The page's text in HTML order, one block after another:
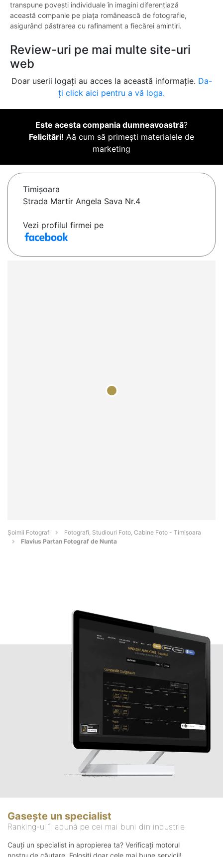
transpune povești individuale în imagini diferențiază
această companie pe piața românească de fotografie,
asigurând păstrarea cu rafinament a fiecărei amintiri.
Review-uri pe mai multe site-uri
web
Doar userii logați au acces la această informație. Da-
ți click aici pentru a vă loga.
Este acesta compania dumneavoastră?
Felicitări! Aă cum să primești materialele de
marketing
Timişoara
Strada Martir Angela Sava Nr.4
Vezi profilul firmei pe
Șoimii Fotografi
Fotografi, Studiouri Foto, Cabine Foto - Timişoara
Flavius Partan Fotograf de Nunta
Gasește un specialist
Ranking-ul îi adună pe cei mai buni din industrie
Cauți un specialist in apropierea ta? Verificați motorul
nostru de căutare. Folosiți doar cele mai bune servicii!